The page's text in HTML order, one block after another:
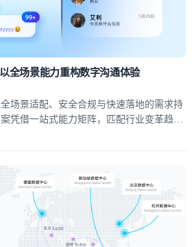
全场景能力重构数字沟通体验
场景适配、安全合规与快速落地的需求持
凭借一站式能力矩阵，匹配行业变革趋